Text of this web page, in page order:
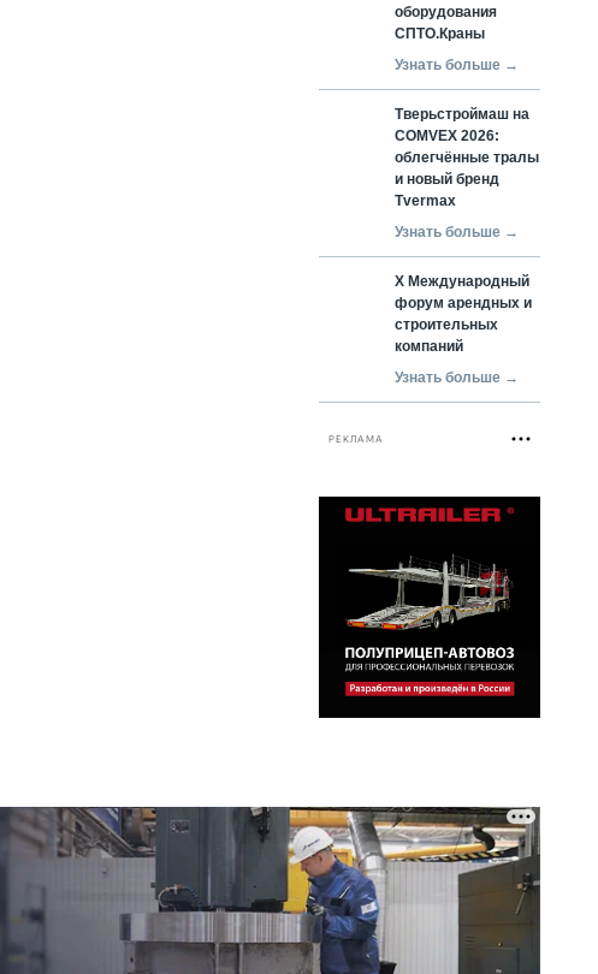
оборудования
СПТО.Краны
Узнать больше →
Тверьстроймаш на
COMVEX 2026:
облегчённые тралы
и новый бренд
Tvermax
Узнать больше →
X Международный
форум арендных и
строительных
компаний
Узнать больше →
РЕКЛАМА